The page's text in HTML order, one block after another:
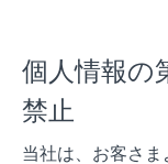
個人情報の
禁止
当社は、お客さ